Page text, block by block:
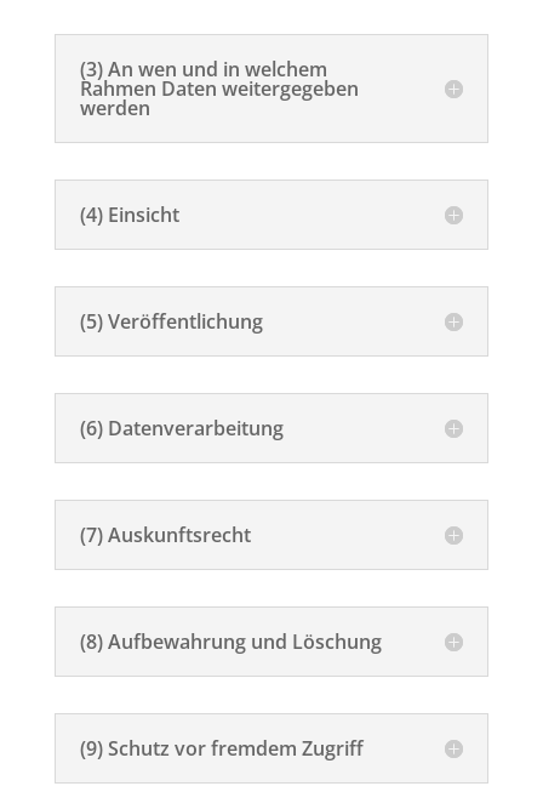
(3) An wen und in welchem
Rahmen Daten weitergegeben
werden
(4) Einsicht
(5) Veröffentlichung
(6) Datenverarbeitung
(7) Auskunftsrecht
(8) Aufbewahrung und Löschung
(9) Schutz vor fremdem Zugriff